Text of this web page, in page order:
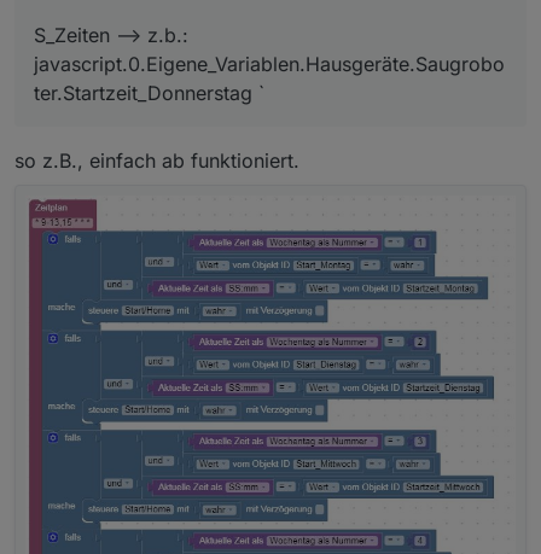
S_Zeiten –> z.b.:
javascript.0.Eigene_Variablen.Hausgeräte.Saugrobo
ter.Startzeit_Donnerstag `
so z.B., einfach ab funktioniert.